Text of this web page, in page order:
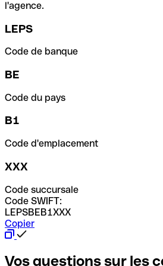
l'agence.
LEPS
Code de banque
BE
Code du pays
B1
Code d'emplacement
XXX
Code succursale
Code SWIFT:
LEPSBEB1XXX
Copier
Vos questions sur les